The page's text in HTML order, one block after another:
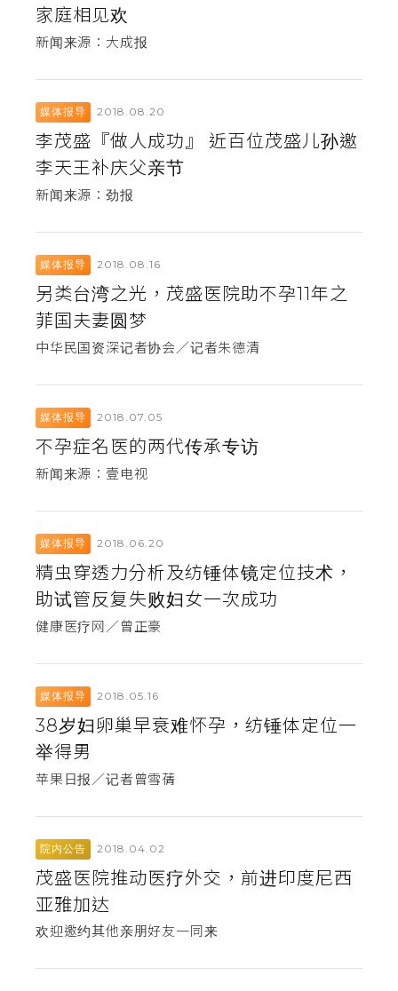
家庭相见欢
新闻来源：大成报
媒体报导 2018.08.20
李茂盛『做人成功』 近百位茂盛儿孙邀
李天王补庆父亲节
新闻来源：劲报
媒体报导 2018.08.16
另类台湾之光，茂盛医院助不孕11年之
菲国夫妻圆梦
中华民国资深记者协会／记者朱德清
媒体报导 2018.07.05
不孕症名医的两代传承专访
新闻来源：壹电视
媒体报导 2018.06.20
精虫穿透力分析及纺锤体镜定位技术，
助试管反复失败妇女一次成功
健康医疗网／曾正豪
媒体报导 2018.05.16
38岁妇卵巢早衰难怀孕，纺锤体定位一
举得男
苹果日报／记者曾雪蒨
院内公告 2018.04.02
茂盛医院推动医疗外交，前进印度尼西
亚雅加达
欢迎邀约其他亲朋好友一同来